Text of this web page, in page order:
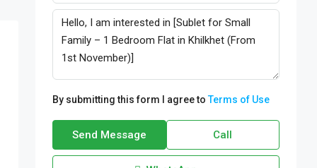
By submitting this form I agree toTerms of Use
Send Message Call